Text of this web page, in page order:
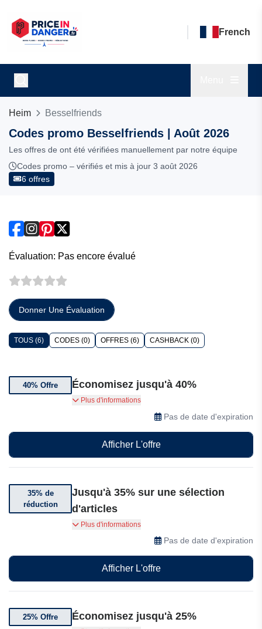
French
Heim Besselfriends
Codes promo Besselfriends | Août 2026
Les offres de ont été vérifiées manuellement par notre équipe
Codes promo – vérifiés et mis à jour 3 août 2026
6 offres
Évaluation: Pas encore évalué
Donner Une Évaluation
TOUS (6) CODES (0) OFFRES (6) CASHBACK (0)
40% Offre Économisez jusqu'à 40%
Économisez jusqu'à 40% sur une sélection de
produits Besselfriends.
Plus d'informations
Pas de date d'expiration
Afficher L'offre
35% de
réduction
Jusqu'à 35% sur une sélection
d'articles
Profitez de vos articles préférés dès maintenant
et bénéficiez de réductions allant jusqu'à 35%
sur une sélection d'articles !
Plus d'informations
Pas de date d'expiration
Afficher L'offre
25% Offre Économisez jusqu'à 25%